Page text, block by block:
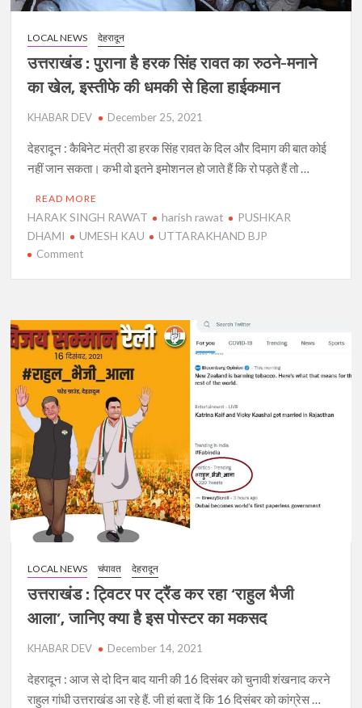
CM
दिया
ये
LOCAL NEWS देहरादून
उत्तराखंड : पुराना है हरक सिंह रावत का रुठने-मनाने
का खेल, इस्तीफे की धमकी से हिला हाईकमान
KHABAR DEV December 25, 2021
देहरादून : कैबिनेट मंत्री डा हरक सिंह रावत के दिल और दिमाग की बात कोई
नहीं जान सकता। कभी वो इतने इमोशनल हो जाते हैं कि रो पड़ते हैं तो …
READ MORE
HARAK SINGH RAWAT harish rawat
PUSHKAR
DHAMI
UMESH KAU UTTARAKHAND BJP
Commenton
है
हरक
सिंह
रावत
का
रुठने-
मनाने
का
खेल,
इस्तीफे
की
धमकी
हाईकमान
LOCAL NEWS चंपावत देहरादून
उत्तराखंड : ट्विटर पर ट्रैंड कर रहा ‘राहुल भैजी
आला’, जानिए क्या है इस पोस्टर का मकसद
KHABAR DEV December 14, 2021
देहरादून : आज से दो दिन बाद यानी की 16 दिसंबर को चुनावी शंखनाद करने
राहुल गांधी उत्तराखंड आ रहे हैं. जी हां बता दें कि 16 दिसंबर को कांग्रेस …